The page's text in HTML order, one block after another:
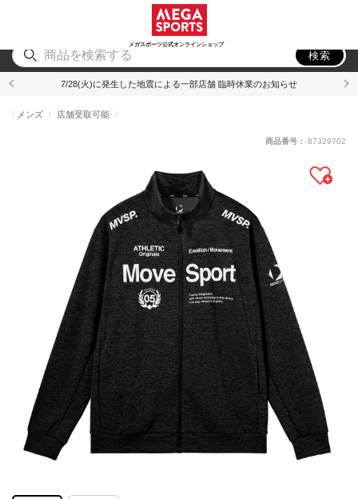
メガスポーツ公式オンラインショップ
アウトドア
検索
7/28(火)に発生した地震による一部店舗 臨時休業のお知らせ
メンズ 店舗受取可能
商品番号： 87329702